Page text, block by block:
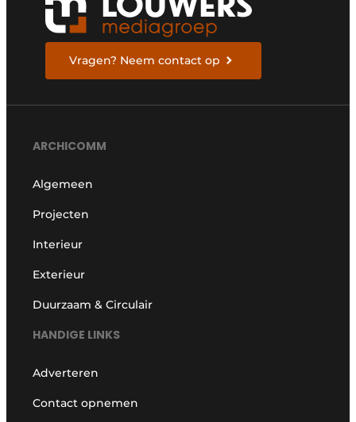
Vragen? Neem contact op
ARCHICOMM
Algemeen
Projecten
Interieur
Exterieur
Duurzaam & Circulair
HANDIGE LINKS
Adverteren
Contact opnemen